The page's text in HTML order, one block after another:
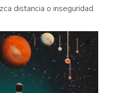
distancia o inseguridad.